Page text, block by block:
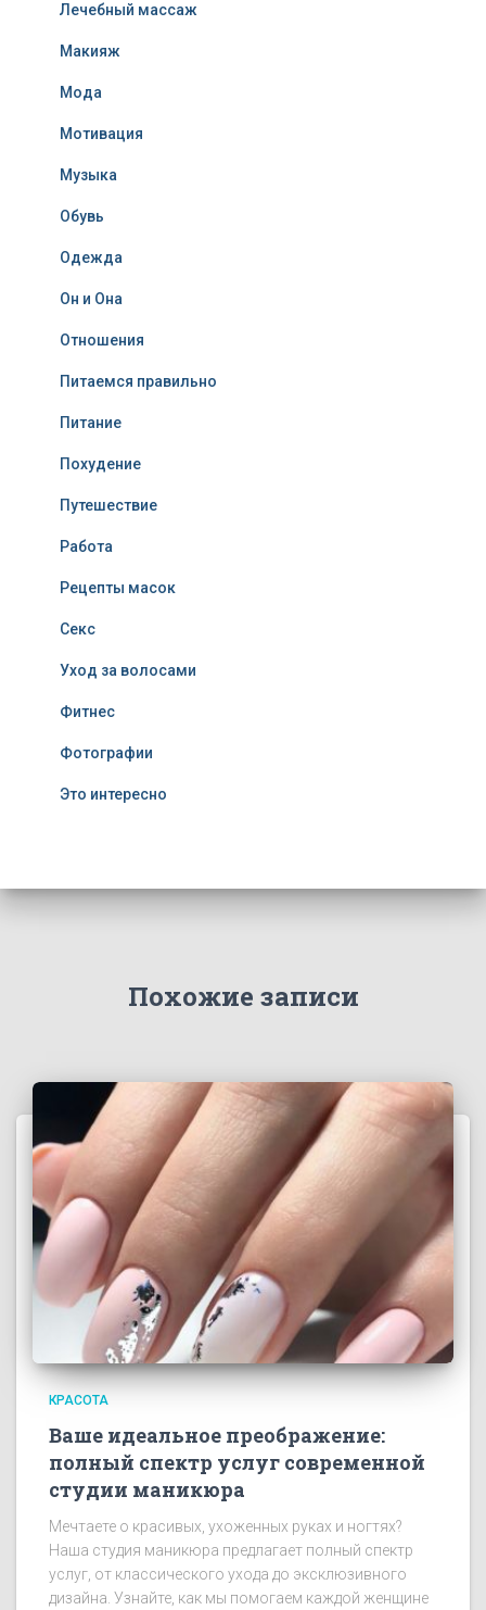
Лечебный массаж
Макияж
Мода
Мотивация
Музыка
Обувь
Одежда
Он и Она
Отношения
Питаемся правильно
Питание
Похудение
Путешествие
Работа
Рецепты масок
Секс
Уход за волосами
Фитнес
Фотографии
Это интересно
Похожие записи
КРАСОТА
Ваше идеальное преображение:
полный спектр услуг современной
студии маникюра
Мечтаете о красивых, ухоженных руках и ногтях?
Наша студия маникюра предлагает полный спектр
услуг, от классического ухода до эксклюзивного
дизайна. Узнайте, как мы помогаем каждой женщине